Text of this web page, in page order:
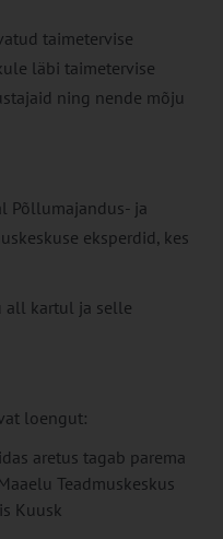
taimetervise
läbi taimetervise
ning nende mõju
Põllumajandus- ja
eksperdid, kes
all kartul ja selle
loengut:
aretus tagab parema
Teadmuskeskus
Kuusk